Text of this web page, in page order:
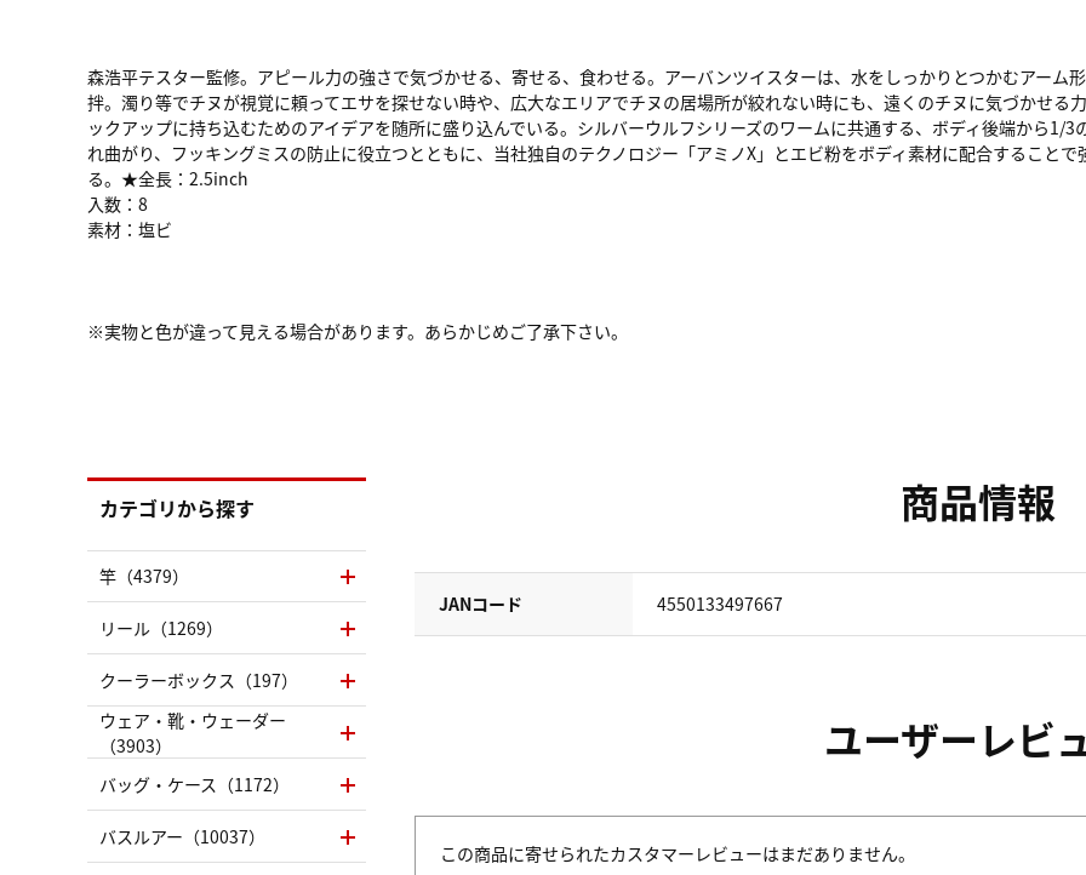
森浩平テスター監修。アピール力の強さで気づかせる、寄せる、食わせる。アーバンツイスターは、水をしっかりとつかむアーム
拌。濁り等でチヌが視覚に頼ってエサを探せない時や、広大なエリアでチヌの居場所が絞れない時にも、遠くのチヌに気づかせる
ックアップに持ち込むためのアイデアを随所に盛り込んでいる。シルバーウルフシリーズのワームに共通する、ボディ後端から1/
れ曲がり、フッキングミスの防止に役立つとともに、当社独自のテクノロジー「アミノX」とエビ粉をボディ素材に配合すること
る。★全長：2.5inch
入数：8
素材：塩ビ
※実物と色が違って見える場合があります。あらかじめご了承下さい。
商品情報
JANコード 4550133497667
ユーザーレビ
この商品に寄せられたカスタマーレビューはまだありません。
カテゴリから探す
竿（4379）
リール（1269）
クーラーボックス（197）
ウェア・靴・ウェーダー
（3903）
バッグ・ケース（1172）
バスルアー（10037）